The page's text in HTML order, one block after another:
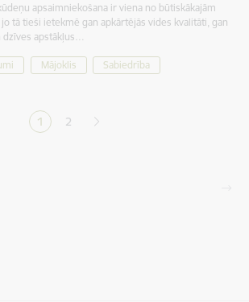
apsaimniekošana ir viena no būtiskākajām
tā tieši ietekmē gan apkārtējās vides kvalitāti, gan
apstākļus…
Mājoklis Sabiedrība
Pašreizējā lapa
1 Lapa
2